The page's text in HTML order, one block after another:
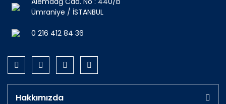
Ümraniye / İSTANBUL
0 216 412 84 36
Hakkımızda